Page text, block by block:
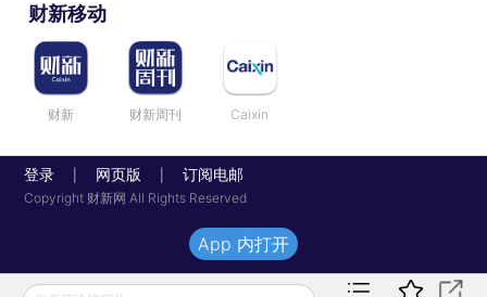
财新移动
财新 财新周刊 Caixin
登录 网页版 订阅电邮
Copyright 财新网 All Rights Reserved
App 内打开